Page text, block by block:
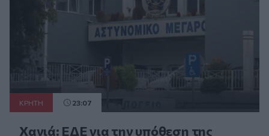
ΚΡΗΤΗ 23:07
Χανιά: ΕΔΕ για την υπόθεση της